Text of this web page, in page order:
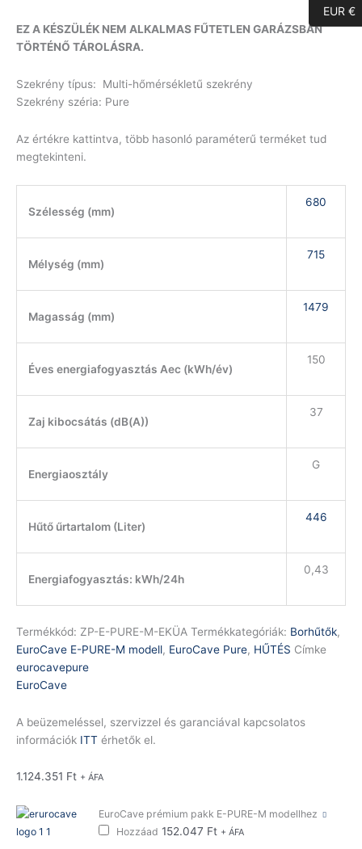
EZ A KÉSZÜLÉK NEM ALKALMAS FŰTETLEN GARÁZSBAN
TÖRTÉNŐ TÁROLÁSRA.
Szekrény típus: Multi-hőmérsékletű szekrény
Szekrény széria: Pure
Az értékre kattintva, több hasonló paraméterű terméket tud
megtekinteni.
Szélesség (mm)
680
Mélység (mm)
715
Magasság (mm)
1479
Éves energiafogyasztás Aec (kWh/év)
150
Zaj kibocsátás (dB(A))
37
Energiaosztály
G
Hűtő űrtartalom (Liter)
446
Energiafogyasztás: kWh/24h
0,43
Termékkód: ZP-E-PURE-M-EKÜA Termékkategóriák: Borhűtők,
EuroCave E-PURE-M modell, EuroCave Pure, HŰTÉS Címke
eurocavepure
EuroCave
A beüzemeléssel, szervizzel és garanciával kapcsolatos
információk ITT érhetők el.
1.124.351 Ft + ÁFA
EuroCave prémium pakk E-PURE-M modellhez
Hozzáad 152.047 Ft + ÁFA
EUR €